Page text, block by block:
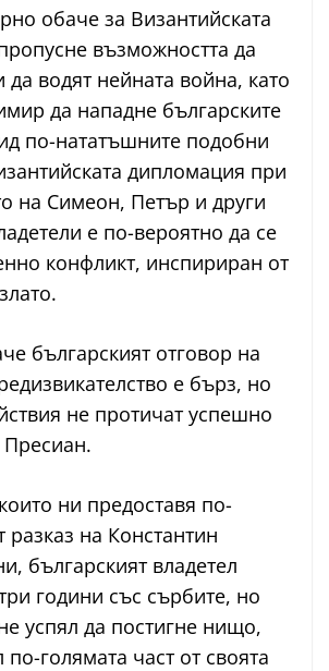
обаче за Византийската
възможността да
да водят нейната война, като
да нападне българските
по-нататъшните подобни
дипломация при
на Симеон, Петър и други
е по-вероятно да се
конфликт, инспириран от
българският отговор на
е бърз, но
не протичат успешно
Пресиан.
ни предоставя по-
разказ на Константин
българският владетел
години със сърбите, но
успял да постигне нищо,
голямата част от своята